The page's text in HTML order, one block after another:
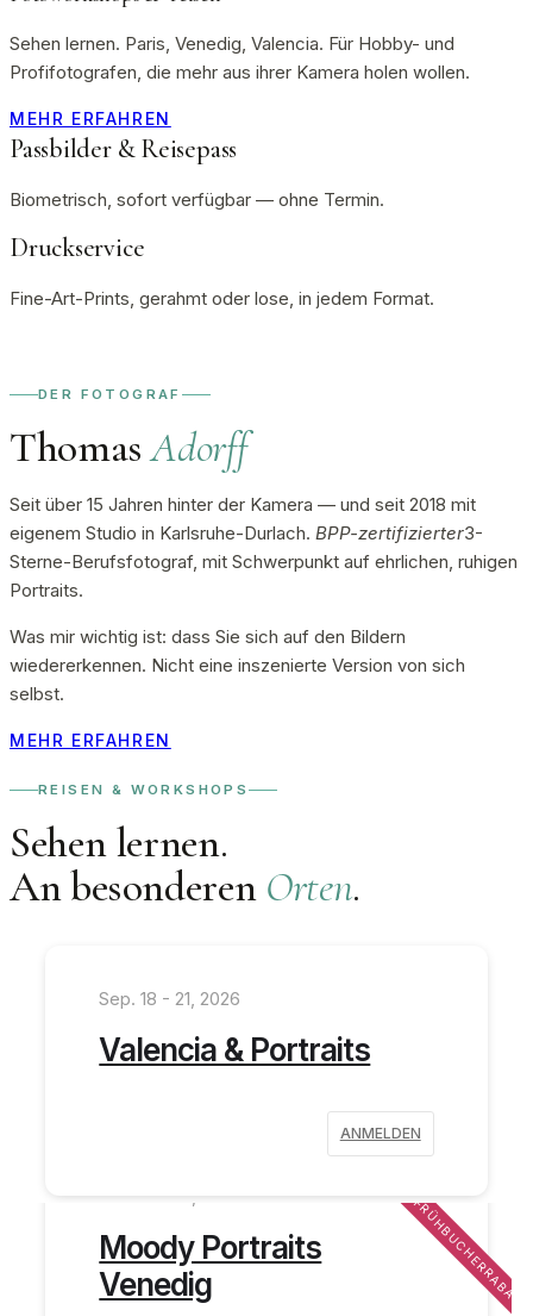
Sehen lernen. Paris, Venedig, Valencia. Für Hobby- und
Profifotografen, die mehr aus ihrer Kamera holen wollen.
MEHR ERFAHREN
Passbilder & Reisepass
Biometrisch, sofort verfügbar — ohne Termin.
Druckservice
Fine-Art-Prints, gerahmt oder lose, in jedem Format.
DER FOTOGRAF
ThomasAdorff
Seit über 15 Jahren hinter der Kamera — und seit 2018 mit
eigenem Studio in Karlsruhe-Durlach. BPP-zertifizierter3-
Sterne-Berufsfotograf, mit Schwerpunkt auf ehrlichen, ruhigen
Portraits.
Was mir wichtig ist: dass Sie sich auf den Bildern
wiedererkennen. Nicht eine inszenierte Version von sich
selbst.
MEHR ERFAHREN
REISEN & WORKSHOPS
Sehen lernen.
An besonderen Orten.
Sep. 18 - 21, 2026
Valencia & Portraits
ANMELDEN
FRÜHBUCHERRABATT
Moody Portraits
Venedig